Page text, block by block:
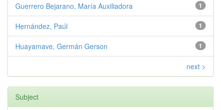
1
Guerrero Bejarano, María Auxiliadora
1
Hernández, Paúl
1
Huayamave, Germán Gerson
next >
Subject